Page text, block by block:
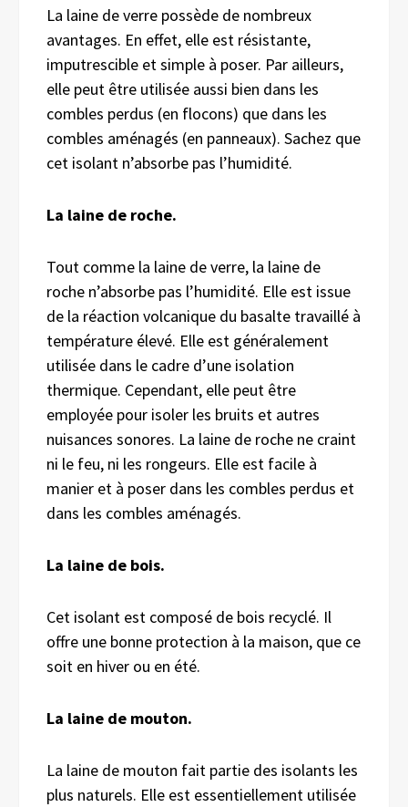
La laine de verre possède de nombreux
avantages. En effet, elle est résistante,
imputrescible et simple à poser. Par ailleurs,
elle peut être utilisée aussi bien dans les
combles perdus (en flocons) que dans les
combles aménagés (en panneaux). Sachez que
cet isolant n’absorbe pas l’humidité.
La laine de roche.
Tout comme la laine de verre, la laine de
roche n’absorbe pas l’humidité. Elle est issue
de la réaction volcanique du basalte travaillé à
température élevé. Elle est généralement
utilisée dans le cadre d’une isolation
thermique. Cependant, elle peut être
employée pour isoler les bruits et autres
nuisances sonores. La laine de roche ne craint
ni le feu, ni les rongeurs. Elle est facile à
manier et à poser dans les combles perdus et
dans les combles aménagés.
La laine de bois.
Cet isolant est composé de bois recyclé. Il
offre une bonne protection à la maison, que ce
soit en hiver ou en été.
La laine de mouton.
La laine de mouton fait partie des isolants les
plus naturels. Elle est essentiellement utilisée